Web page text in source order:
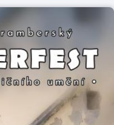
Sokolovna, 6:20 hod
Jičín, Lidl Předpokládaný
autobusem a
dospělý 300,- Kč
Kč 300,- Kč Přihlášky do: